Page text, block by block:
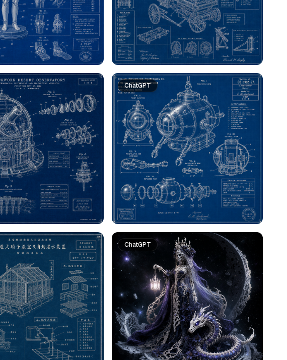
ChatGPT
ChatGPT